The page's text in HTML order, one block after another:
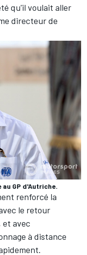
qu'il voulait aller
directeur de
GP d'Autriche.
renforcé la
le retour
et avec
à distance